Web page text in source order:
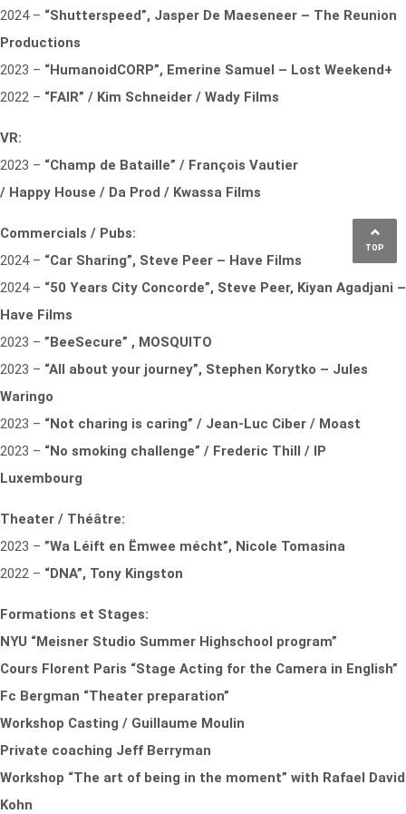
2024 – “Shutterspeed”, Jasper De Maeseneer – The Reunion
Productions
2023 – “HumanoidCORP”, Emerine Samuel – Lost Weekend+
2022 – “FAIR” / Kim Schneider / Wady Films
VR:
2023 – “Champ de Bataille” / François Vautier
/ Happy House / Da Prod / Kwassa Films
Commercials / Pubs:
2024 – “Car Sharing”, Steve Peer – Have Films
2024 – “50 Years City Concorde”, Steve Peer, Kiyan Agadjani –
Have Films
2023 – ”BeeSecure” , MOSQUITO
2023 – “All about your journey”, Stephen Korytko – Jules
Waringo
2023 – “Not charing is caring” / Jean-Luc Ciber / Moast
2023 – “No smoking challenge” / Frederic Thill / IP
Luxembourg
Theater / Théâtre:
2023 – ”Wa Léift en Ëmwee mécht”, Nicole Tomasina
2022 – “DNA”, Tony Kingston
Formations et Stages:
NYU “Meisner Studio Summer Highschool program”
Cours Florent Paris “Stage Acting for the Camera in English”
Fc Bergman “Theater preparation”
Workshop Casting / Guillaume Moulin
Private coaching Jeff Berryman
Workshop “The art of being in the moment” with Rafael David
Kohn
TOP